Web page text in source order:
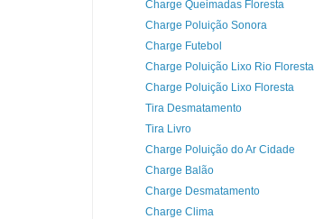
Charge Queimadas Floresta
Charge Poluição Sonora
Charge Futebol
Charge Poluição Lixo Rio Floresta
Charge Poluição Lixo Floresta
Tira Desmatamento
Tira Livro
Charge Poluição do Ar Cidade
Charge Balão
Charge Desmatamento
Charge Clima